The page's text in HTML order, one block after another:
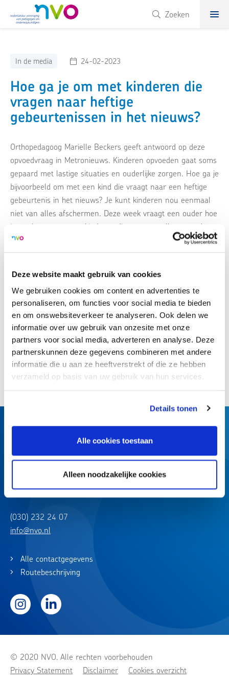
Deze website maakt gebruik van cookies
We gebruiken cookies om content en advertenties te
personaliseren, om functies voor social media te bieden
en om onswebsiteverkeer te analyseren. Ook delen we
informatie over uw gebruik van onzesite met onze
partners voor social media, adverteren en analyse. Deze
partnerskunnen deze gegevens combineren met andere
informatie die u aan ze heeftverstrekt of die ze hebben
verzameld op basis van uw gebruik van hun services.
Details tonen
Alle cookies toestaan
Alleen noodzakelijke cookies
NVO Zoeken
In de media 24-02-2023
Hoe ga je om met kinderen die
vragen naar heftige
gebeurtenissen in het nieuws?
Orthopedagoog Marielle Beckers geeft antwoord op deze
opvoedvraag in Metronieuws. Kinderen opvoeden gaat soms
gepaard met lastige situaties en ouderlijke zorgen. Hoe ga je
bijvoorbeeld om met een kind die vraagt naar een heftige
gebeurtenis in het nieuws? Je kunt kinderen nou eenmaal
niet van alles afschermen. Deze week vraagt een ouder hoe
je om kunt gaan met kinderen die vragen stellen over de
ramp in Turkije. Marielle Beckers: “Als ze vragen hebben is
>Naar artikel
Terug naar overzicht
Deel dit artikel:
Churchilllaan 11
3527 GV Utrecht
(030) 232 24 07
info@nvo.nl
Alle contactgegevens
Routebeschrijving
InstagramLinkedIn
© 2020 NVO. Alle rechten voorbehouden
Privacy Statement
Disclaimer Cookies overzicht